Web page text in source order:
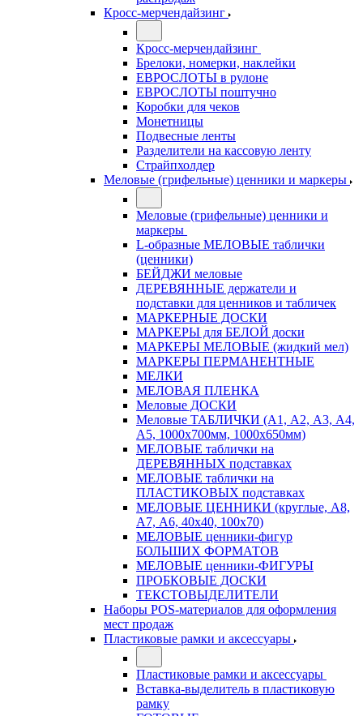
Кросс-мерчендайзинг
Кросс-мерчендайзинг
Брелоки, номерки, наклейки
ЕВРОСЛОТЫ в рулоне
ЕВРОСЛОТЫ поштучно
Коробки для чеков
Монетницы
Подвесные ленты
Разделители на кассовую ленту
Страйпхолдер
Меловые (грифельные) ценники и маркеры
Меловые (грифельные) ценники и
маркеры
L-образные МЕЛОВЫЕ таблички
(ценники)
БЕЙДЖИ меловые
ДЕРЕВЯННЫЕ держатели и
подставки для ценников и табличек
МАРКЕРНЫЕ ДОСКИ
МАРКЕРЫ для БЕЛОЙ доски
МАРКЕРЫ МЕЛОВЫЕ (жидкий мел)
МАРКЕРЫ ПЕРМАНЕНТНЫЕ
МЕЛКИ
МЕЛОВАЯ ПЛЕНКА
Меловые ДОСКИ
Меловые ТАБЛИЧКИ (А1, А2, А3, А4,
А5, 1000х700мм, 1000х650мм)
МЕЛОВЫЕ таблички на
ДЕРЕВЯННЫХ подставках
МЕЛОВЫЕ таблички на
ПЛАСТИКОВЫХ подставках
МЕЛОВЫЕ ЦЕННИКИ (круглые, А8,
А7, А6, 40х40, 100х70)
МЕЛОВЫЕ ценники-фигур
БОЛЬШИХ ФОРМАТОВ
МЕЛОВЫЕ ценники-ФИГУРЫ
ПРОБКОВЫЕ ДОСКИ
ТЕКСТОВЫДЕЛИТЕЛИ
Наборы POS-материалов для оформления
мест продаж
Пластиковые рамки и аксессуары
Пластиковые рамки и аксессуары
Вставка-выделитель в пластиковую
рамку